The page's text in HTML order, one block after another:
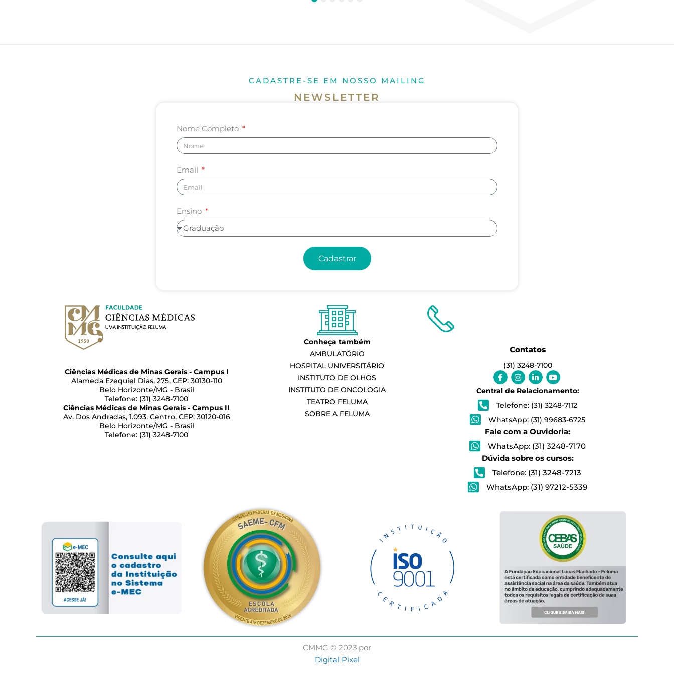
CADASTRE-SE EM NOSSO MAILING
NEWSLETTER
Nome Completo
Email
Ensino
Cadastrar
Ciências Médicas de Minas Gerais - Campus I
Alameda Ezequiel Dias, 275, CEP: 30130-110
Belo Horizonte/MG - Brasil
Telefone: (31) 3248-7100
Ciências Médicas de Minas Gerais - Campus II
Av. Dos Andradas, 1.093, Centro, CEP: 30120-016
Belo Horizonte/MG - Brasil
Telefone: (31) 3248-7100
Conheça também
AMBULATÓRIO
HOSPITAL UNIVERSITÁRIO
INSTITUTO DE OLHOS
INSTITUTO DE ONCOLOGIA
TEATRO FELUMA
SOBRE A FELUMA
Contatos
(31) 3248-7100
Facebook-
f
Instagram
Linkedin-
in
Youtube
Central de Relacionamento:
Telefone: (31) 3248-7112
WhatsApp: (31) 99683-6725
Fale com a Ouvidoria:
WhatsApp: (31) 3248-7170
Dúvida sobre os cursos:
Telefone: (31) 3248-7213
WhatsApp: (31) 97212-5339
CMMG © 2023 por
Digital Pixel